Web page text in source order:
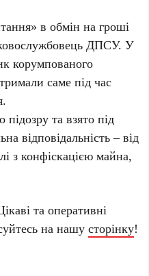
в обмін на гроші
ДПСУ. У
корумпованого
саме під час
та взято під
відповідальність – від
з конфіскацією майна,
та оперативні
на нашусторінку!